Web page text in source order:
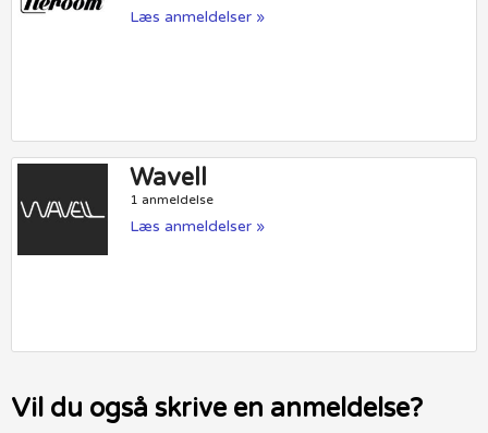
Læs anmeldelser »
Wavell
1 anmeldelse
Læs anmeldelser »
Vil du også skrive en anmeldelse?